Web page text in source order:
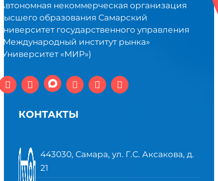
некоммерческая организация
образования Самарский
государственного управления
институт рынка»
«МИР»)
КОНТАКТЫ
443030, Самара, ул. Г.С. Аксакова, д.
21